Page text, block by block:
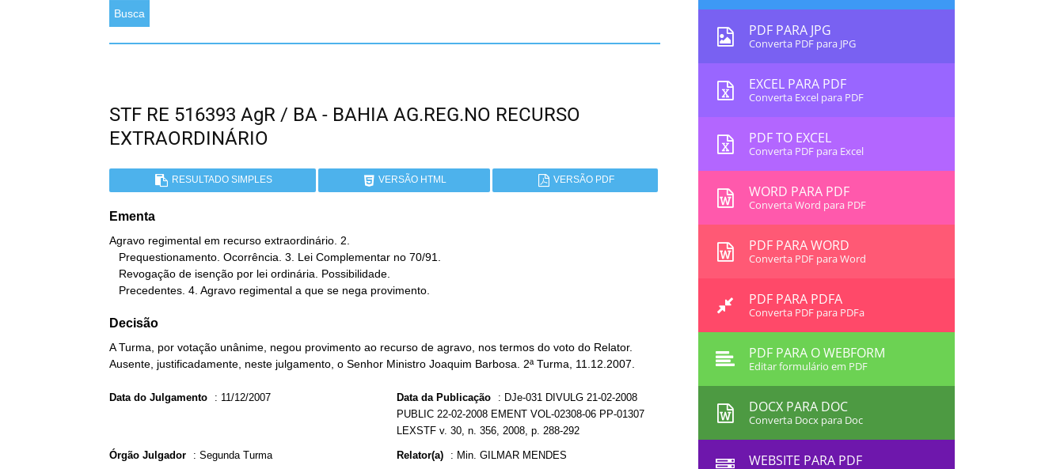
Busca
STF RE 516393 AgR / BA - BAHIA AG.REG.NO RECURSO
EXTRAORDINÁRIO
RESULTADO SIMPLES VERSÃO HTML VERSÃO PDF
Ementa
Agravo regimental em recurso extraordinário. 2.
   Precedentes. 4. Agravo regimental a que se nega provimento.
Decisão
A Turma, por votação unânime, negou provimento ao recurso de agravo, nos termos do voto do Relator.
Ausente, justificadamente, neste julgamento, o Senhor Ministro Joaquim Barbosa. 2ª Turma, 11.12.2007.
Data do Julgamento : 11/12/2007 Data da Publicação : DJe-031 DIVULG 21-02-2008
PUBLIC 22-02-2008 EMENT VOL-02308-06 PP-01307
LEXSTF v. 30, n. 356, 2008, p. 288-292
Órgão Julgador : Segunda Turma Relator(a) : Min. GILMAR MENDES
PDF PARA JPG
Converta PDF para JPG
EXCEL PARA PDF
Converta Excel para PDF
PDF TO EXCEL
Converta PDF para Excel
WORD PARA PDF
Converta Word para PDF
PDF PARA WORD
Converta PDF para Word
PDF PARA PDFA
Converta PDF para PDFa
PDF PARA O WEBFORM
Editar formulário em PDF
DOCX PARA DOC
Converta Docx para Doc
WEBSITE PARA PDF